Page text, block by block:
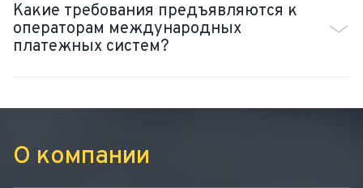
Какие требования предъявляются к
операторам международных
платежных систем?
О компании